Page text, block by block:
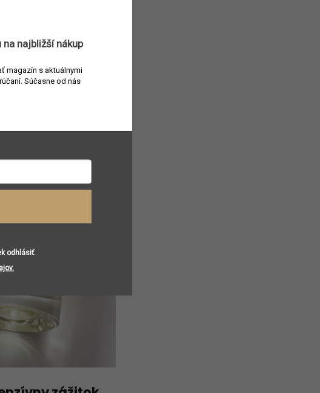
na najbližší nákup
magazín s aktuálnymi
Súčasne od nás
odhlásiť.